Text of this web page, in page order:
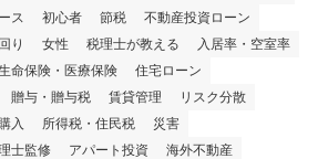
ス 初心者 節税
不動産投資ローン
り 女性 税理士が教える
入居率・空室率
命保険・医療保険
住宅ローン
贈与・贈与税 賃貸管理
リスク分散
入 所得税・住民税
災害
士監修 アパート投資
海外不動産